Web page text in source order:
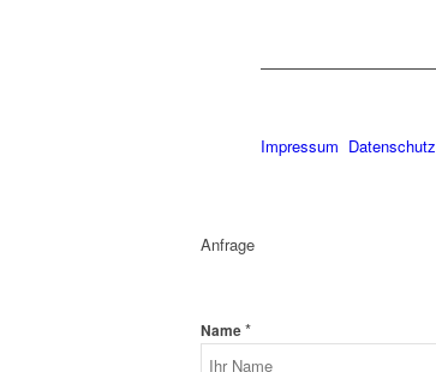
Impressum Datenschutz
Anfrage
Name*